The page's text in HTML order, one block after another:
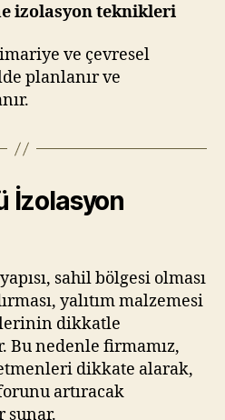
izolasyon teknikleri
ve çevresel
planlanır ve
İzolasyon
sahil bölgesi olması
yalıtım malzemesi
dikkatle
nedenle firmamız,
dikkate alarak,
artıracak
sunar.